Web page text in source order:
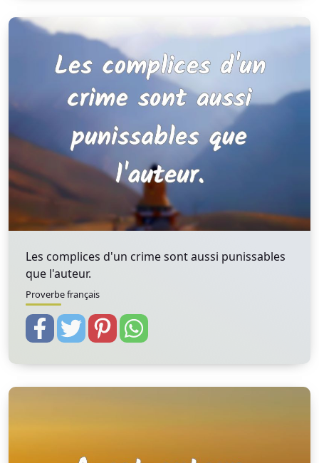
Les complices d'un crime sont aussi punissables
que l'auteur.
Proverbe français